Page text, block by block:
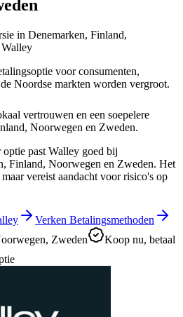
in Denemarken, Finland,
voor consumenten,
Noordse markten worden vergroot.
vertrouwen en een soepelere
Noorwegen en Zweden.
past Walley goed bij
Finland, Noorwegen en Zweden. Het
vereist aandacht voor risico's op
Verken Betalingsmethoden
Zweden
Koop nu, betaal